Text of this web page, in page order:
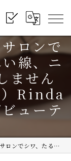
ロンで
線、ニ
ません
）Rinda
ューテ
か？兵庫県（尼崎駅前）Rinda Beauty Salonリンダビューティーサロン